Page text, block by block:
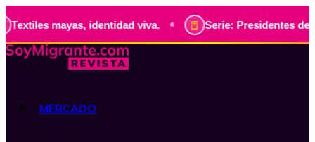
identidad viva. • Serie: Presidentes de Guatemala,
MERCADO